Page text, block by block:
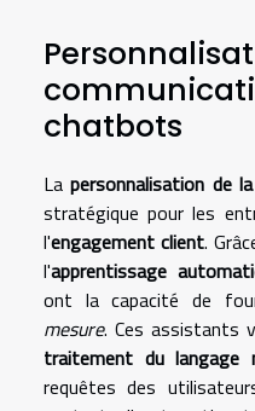
chatbots
Lapersonnalisation de
stratégique pour les
l'engagement client.
l'apprentissage
ont la capacité de
mesure. Ces assistants
traitement du langage
requêtes des